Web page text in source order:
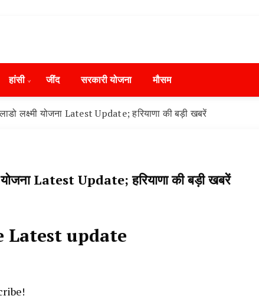
Narnaund News Live, Hansi News Live, Haryana ki
Rain Alert in Haryana, Haryana Police Action,
Protest News, AHN News, Abtak Haryana News,
हांसी ‌जींद सरकारी योजना मौसम
लक्ष्मी योजना Latest Update; हरियाणा की बड़ी खबरें
Latest Update; हरियाणा की बड़ी खबरें
Latest update